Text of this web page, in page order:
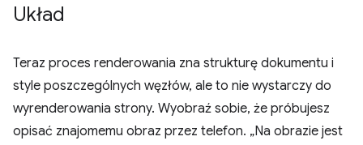
Układ
Teraz proces renderowania zna strukturę dokumentu i
style poszczególnych węzłów, ale to nie wystarczy do
wyrenderowania strony. Wyobraź sobie, że próbujesz
opisać znajomemu obraz przez telefon. „Na obrazie jest